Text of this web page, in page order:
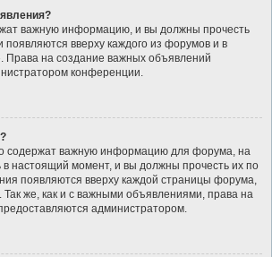
важную информацию, и вы должны прочесть
вверху каждого из форумов и в
Права на создание важных объявлений
конференции.
содержат важную информацию для форума, на
в настоящий момент, и вы должны прочесть их по
появляются вверху каждой страницы форума,
Так же, как и с важными объявлениями, права на
администратором.